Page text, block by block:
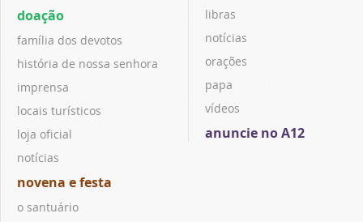
doação
família dos devotos
história de nossa senhora
imprensa
locais turísticos
loja oficial
notícias
novena e festa
o santuário
libras
notícias
orações
papa
vídeos
anuncie no A12